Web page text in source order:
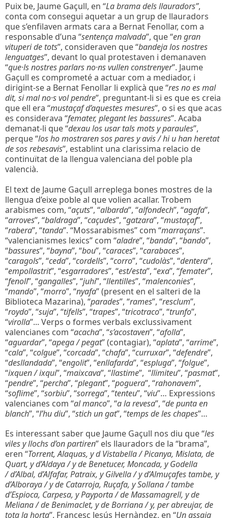
Puix be, Jaume Gaçull, en “La brama dels llauradors”,
conta com consegui aquetar a un grup de llauradors
que s’enfilaven armats cara a Bernat Fenollar, com a
responsable d’una “sentença malvada”, que “en gran
vituperi de tots”, consideraven que “bandeja los nostres
lenguatges”, devant lo qual protestaven i demanaven
“que·ls nostres parlars no·ns vullen constrenyer”. Jaume
Gaçull es comprometé a actuar com a mediador, i
dirigint-se a Bernat Fenollar li explicà que “res no es mal
dit, si mal no·s vol pendre”, preguntant-li si es que es creia
que ell era “mustaçaf d’aquestes mesures”, o si es que acas
es considerava “femater, plegant les bassures”. Acaba
demanat-li que “dexau los usar tals mots y paraules”,
perque “los ho mostraren sos pares y avis / hi u han heretat
de sos rebesavis”, establint una clarissima relacio de
continuïtat de la llengua valenciana del poble pla
valencià.
El text de Jaume Gaçull arreplega bones mostres de la
llengua d’eixe poble al que volien acallar. Trobem
arabismes com, “açuts”, “albarda”, “alfondech”, “agafa”,
“arroves”, “baldraga”, “caçudes”, “gatzara”, “mustaçaf”,
“rabera”, “tanda”. “Mossarabismes” com “marraçans”.
“valencianismes lexics” com “aladre”, “banda”, “bando”,
“bassures”, “bayna”, “bou”, “caraces”, “carabaces”,
“caragols”, “ceda”, “cordells”, “corro”, “cudolàs”, “dentera”,
“empollastrit”, “esgarradores”, “est/esta”, “exa”, “femater”,
“fenoll”, “gangalles”, “juhi”, “llentilles”, “malenconies”,
“mando”, “morro”, “nyafa” (present en el salteri de la
Biblioteca Mazarina), “parades”, “rames”, “resclum”,
“roydo”, “suja”, “tifells”, “trapes”, “tricotraco”, “trunfo”,
“virolla”... Verps o formes verbals exclussivament
valencianes com “acacha”, “s’acostaven”, “afolla”,
“aguardar”, “apega / pegat” (contagiar), “aplata”, “arrime”,
“cala”, “colgue”, “corcada”, “chafa”, “curruxar”, “defendre”,
“desllandada”, “engolit”, “enllafarda”, “espluga”, “folgue”,
“ixquen / ixqui”, “maixcava”, “llastime”, “llimiteu”, “pasmat”,
“pendre”, “percha”, “plegant”, “poguera”, “rahonavem”,
“soflime”, “sorbiu”, “sorrega”, “tenteu”, “viu”… Expressions
valencianes com “al manco”, “a la revesa”, “de punta en
blanch”, “l’hu diu”, “stich un gat”, “temps de les chapes”…
Es interessant saber que Jaume Gaçull nos diu que “les
viles y llochs d’on partiren” els llauradors de la “brama”,
eren “Torrent, Alaquas, y d Vistabella / Picanya, Mislata, de
Quart, y d’Aldaya / y de Benetucer, Moncada, y Godella
/ d’Albal, d’Alfafar, Patraix, y Gilvella / y d’Almuçafes tambe, y
d’Alboraya / y de Catarroja, Ruçafa, y Sollana / tambe
d’Espioca, Carpesa, y Payporta / de Massamagrell, y de
Meliana / de Benimaclet, y de Borriana / y, per abreujar, de
tota la horta”. Francesc Jesús Hernàndez, en “Un assaig